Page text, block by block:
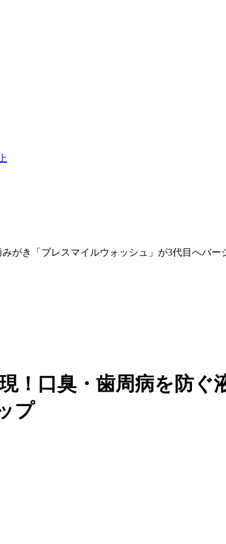
がき「ブレスマイルウォッシュ」が3代目へバー
！口臭・歯周病を防
プ